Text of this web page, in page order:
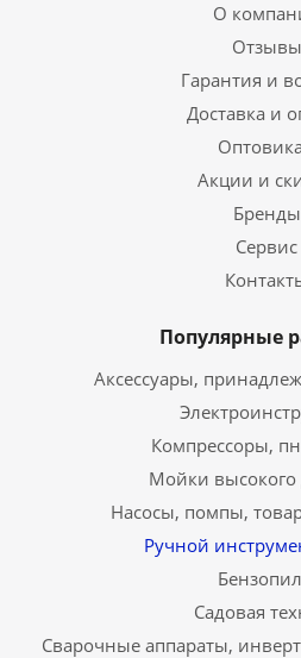
О
Отзывы
Гарантия и
Доставка и
Акции и
Бренды
Сервис
Популярные
Аксессуары,
Компрессоры,
Мойки высокого
Насосы, помпы,
Ручной
Садовая
Сварочные аппараты,